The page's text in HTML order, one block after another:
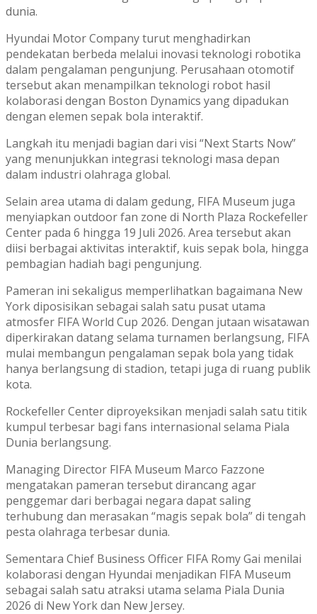
dunia.
Hyundai Motor Company turut menghadirkan
pendekatan berbeda melalui inovasi teknologi robotika
dalam pengalaman pengunjung. Perusahaan otomotif
tersebut akan menampilkan teknologi robot hasil
kolaborasi dengan Boston Dynamics yang dipadukan
dengan elemen sepak bola interaktif.
Langkah itu menjadi bagian dari visi “Next Starts Now”
yang menunjukkan integrasi teknologi masa depan
dalam industri olahraga global.
Selain area utama di dalam gedung, FIFA Museum juga
menyiapkan outdoor fan zone di North Plaza Rockefeller
Center pada 6 hingga 19 Juli 2026. Area tersebut akan
diisi berbagai aktivitas interaktif, kuis sepak bola, hingga
pembagian hadiah bagi pengunjung.
Pameran ini sekaligus memperlihatkan bagaimana New
York diposisikan sebagai salah satu pusat utama
atmosfer FIFA World Cup 2026. Dengan jutaan wisatawan
diperkirakan datang selama turnamen berlangsung, FIFA
mulai membangun pengalaman sepak bola yang tidak
hanya berlangsung di stadion, tetapi juga di ruang publik
kota.
Rockefeller Center diproyeksikan menjadi salah satu titik
kumpul terbesar bagi fans internasional selama Piala
Dunia berlangsung.
Managing Director FIFA Museum Marco Fazzone
mengatakan pameran tersebut dirancang agar
penggemar dari berbagai negara dapat saling
terhubung dan merasakan “magis sepak bola” di tengah
pesta olahraga terbesar dunia.
Sementara Chief Business Officer FIFA Romy Gai menilai
kolaborasi dengan Hyundai menjadikan FIFA Museum
sebagai salah satu atraksi utama selama Piala Dunia
2026 di New York dan New Jersey.